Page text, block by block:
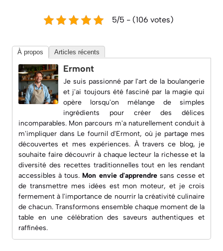
5/5 - (106 votes)
À propos Articles récents
Ermont
Je suis passionné par l'art de la boulangerie
et j'ai toujours été fasciné par la magie qui
opère lorsqu'on mélange de simples
ingrédients pour créer des délices
incomparables. Mon parcours m'a naturellement conduit à
m'impliquer dans Le fournil d'Ermont, où je partage mes
découvertes et mes expériences. À travers ce blog, je
souhaite faire découvrir à chaque lecteur la richesse et la
diversité des recettes traditionnelles tout en les rendant
accessibles à tous. Mon envie d'apprendresans cesse et
de transmettre mes idées est mon moteur, et je crois
fermement à l'importance de nourrir la créativité culinaire
de chacun. Transformons ensemble chaque moment de la
table en une célébration des saveurs authentiques et
raffinées.